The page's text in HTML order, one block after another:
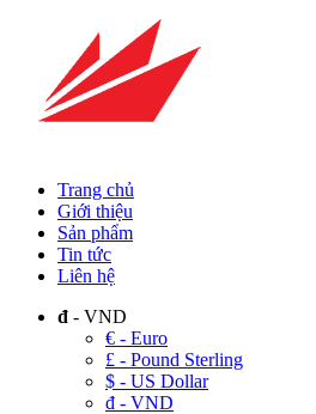
Trang chủ
Giới thiệu
Sản phẩm
Tin tức
Liên hệ
đ - VND
€ - Euro
£ - Pound Sterling
$ - US Dollar
đ - VND